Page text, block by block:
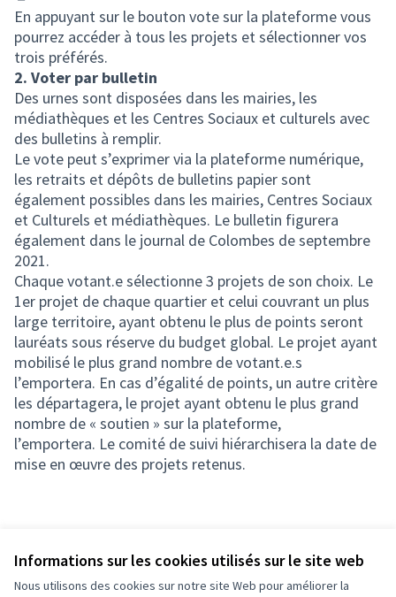
Informations sur les cookies utilisés sur le site web
Nous utilisons des cookies sur notre site Web pour améliorer la
(S'ouvre dans un nouvel onglet)
En appuyant sur le bouton vote sur la plateforme vous
pourrez accéder à tous les projets et sélectionner vos
trois préférés.
2. Voter par bulletin
Des urnes sont disposées dans les mairies, les
médiathèques et les Centres Sociaux et culturels avec
des bulletins à remplir.
Le vote peut s’exprimer via la plateforme numérique,
les retraits et dépôts de bulletins papier sont
également possibles dans les mairies, Centres Sociaux
et Culturels et médiathèques. Le bulletin figurera
également dans le journal de Colombes de septembre
2021.
Chaque votant.e sélectionne 3 projets de son choix. Le
1er projet de chaque quartier et celui couvrant un plus
large territoire, ayant obtenu le plus de points seront
lauréats sous réserve du budget global. Le projet ayant
mobilisé le plus grand nombre de votant.e.s
l’emportera. En cas d’égalité de points, un autre critère
les départagera, le projet ayant obtenu le plus grand
nombre de « soutien » sur la plateforme,
l’emportera. Le comité de suivi hiérarchisera la date de
mise en œuvre des projets retenus.
Conditions d'utilisation